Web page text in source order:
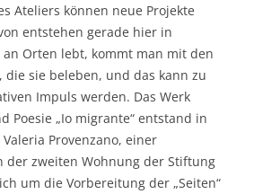
Ateliers können neue Projekte
entstehen gerade hier in
an Orten lebt, kommt man mit den
die sie beleben, und das kann zu
Impuls werden. Das Werk
Poesie „Io migrante“ entstand in
Provenzano, einer
zweiten Wohnung der Stiftung
um die Vorbereitung der „Seiten“